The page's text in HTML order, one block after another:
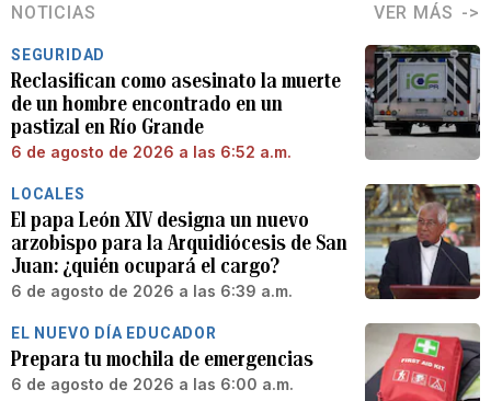
NOTICIAS VER MÁS
SEGURIDAD
Reclasifican como asesinato la muerte
de un hombre encontrado en un
pastizal en Río Grande
6 de agosto de 2026 a las 6:52 a.m.
LOCALES
El papa León XIV designa un nuevo
arzobispo para la Arquidiócesis de San
Juan: ¿quién ocupará el cargo?
6 de agosto de 2026 a las 6:39 a.m.
EL NUEVO DÍA EDUCADOR
Prepara tu mochila de emergencias
6 de agosto de 2026 a las 6:00 a.m.